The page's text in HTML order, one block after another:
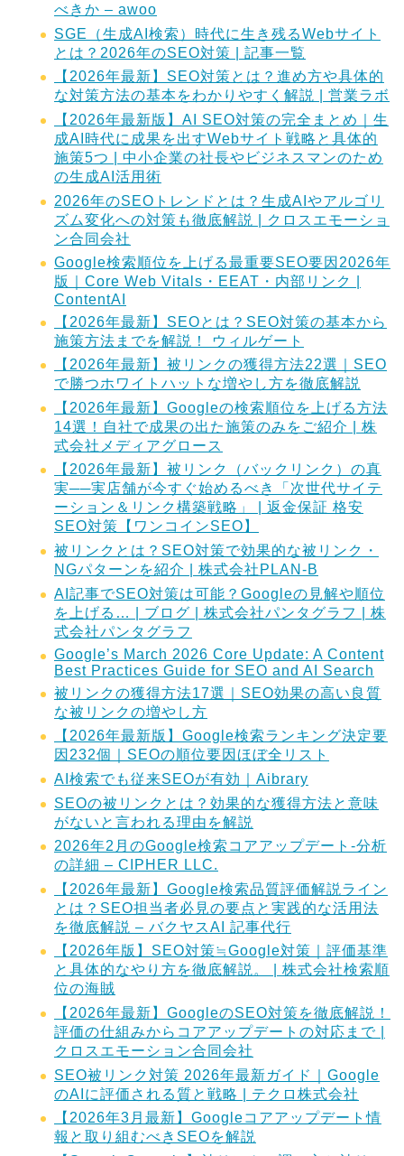
べきか – awoo
SGE（生成AI検索）時代に生き残るWebサイト
とは？2026年のSEO対策 | 記事一覧
【2026年最新】SEO対策とは？進め方や具体的
な対策方法の基本をわかりやすく解説 | 営業ラボ
【2026年最新版】AI SEO対策の完全まとめ｜生
成AI時代に成果を出すWebサイト戦略と具体的
施策5つ | 中小企業の社長やビジネスマンのため
の生成AI活用術
2026年のSEOトレンドとは？生成AIやアルゴリ
ズム変化への対策も徹底解説 | クロスエモーショ
ン合同会社
Google検索順位を上げる最重要SEO要因2026年
版｜Core Web Vitals・EEAT・内部リンク |
ContentAI
【2026年最新】SEOとは？SEO対策の基本から
施策方法までを解説！ ウィルゲート
【2026年最新】被リンクの獲得方法22選｜SEO
で勝つホワイトハットな増やし方を徹底解説
【2026年最新】Googleの検索順位を上げる方法
14選！自社で成果の出た施策のみをご紹介 | 株
式会社メディアグロース
【2026年最新】被リンク（バックリンク）の真
実──実店舗が今すぐ始めるべき「次世代サイテ
ーション＆リンク構築戦略」 | 返金保証 格安
SEO対策【ワンコインSEO】
被リンクとは？SEO対策で効果的な被リンク・
NGパターンを紹介 | 株式会社PLAN-B
AI記事でSEO対策は可能？Googleの見解や順位
を上げる… | ブログ | 株式会社パンタグラフ | 株
式会社パンタグラフ
Google’s March 2026 Core Update: A Content
Best Practices Guide for SEO and AI Search
被リンクの獲得方法17選｜SEO効果の高い良質
な被リンクの増やし方
【2026年最新版】Google検索ランキング決定要
因232個｜SEOの順位要因ほぼ全リスト
AI検索でも従来SEOが有効｜Aibrary
SEOの被リンクとは？効果的な獲得方法と意味
がないと言われる理由を解説
2026年2月のGoogle検索コアアップデート-分析
の詳細 – CIPHER LLC.
【2026年最新】Google検索品質評価解説ライン
とは？SEO担当者必見の要点と実践的な活用法
を徹底解説 – バクヤスAI 記事代行
【2026年版】SEO対策≒Google対策｜評価基準
と具体的なやり方を徹底解説。 | 株式会社検索順
位の海賊
【2026年最新】GoogleのSEO対策を徹底解説！
評価の仕組みからコアアップデートの対応まで |
クロスエモーション合同会社
SEO被リンク対策 2026年最新ガイド｜Google
のAIに評価される質と戦略 | テクロ株式会社
【2026年3月最新】Googleコアアップデート情
報と取り組むべきSEOを解説